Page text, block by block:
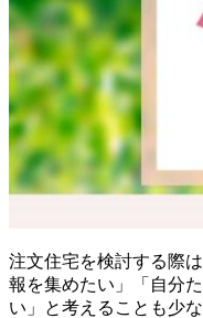
注文住宅を検討する際
報を集めたい」「自分
い」と考えることも少